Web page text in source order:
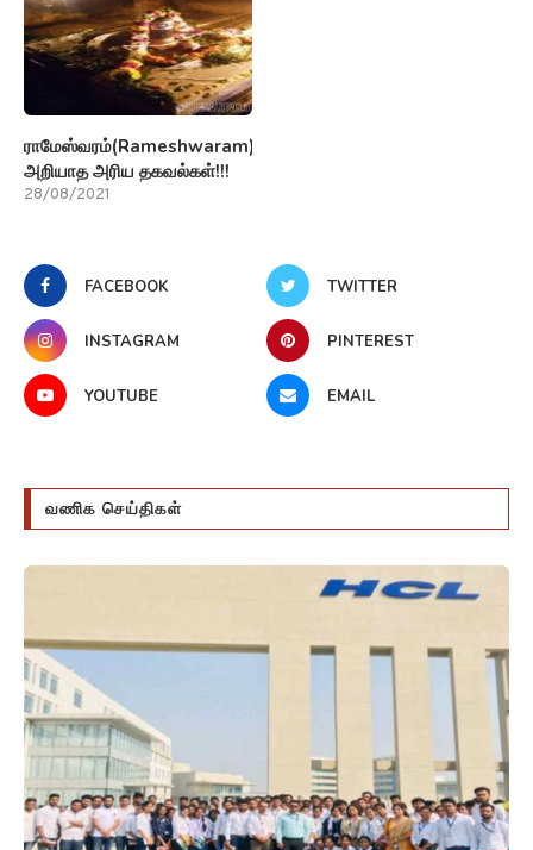
ராமேஸ்வரம்(Rameshwaram)பற்றி
அறியாத அரிய தகவல்கள்!!!
28/08/2021
FACEBOOK TWITTER
INSTAGRAM PINTEREST
YOUTUBE EMAIL
வணிக செய்திகள்